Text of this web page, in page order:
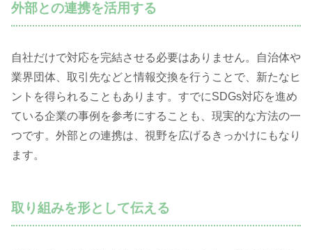
外部との連携を活用する
自社だけで対応を完結させる必要はありません。自治体や
業界団体、取引先などと情報交換を行うことで、新たなヒ
ントを得られることもあります。すでにSDGs対応を進め
ている企業の事例を参考にすることも、現実的な方法の一
つです。外部との連携は、視野を広げるきっかけにもなり
ます。
取り組みを形として伝える